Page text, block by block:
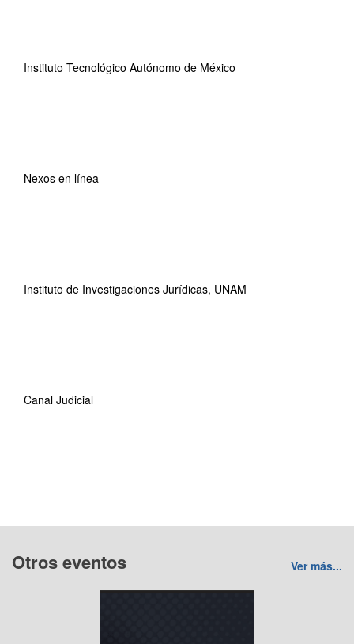
Instituto Tecnológico Autónomo de México
Nexos en línea
Instituto de Investigaciones Jurídicas, UNAM
Canal Judicial
Otros eventos Ver más...